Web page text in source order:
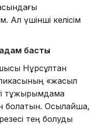
Ал үшінші келісім
басты
Нұрсұлтан
«жасыл
тұжырымдама
болатын. Осылайша,
тең болуды